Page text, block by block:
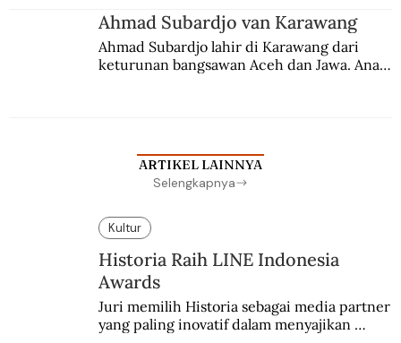
Ahmad Subardjo van Karawang
Ahmad Subardjo lahir di Karawang dari
keturunan bangsawan Aceh dan Jawa. Anak
ARTIKEL LAINNYA
Selengkapnya
Kultur
Historia Raih LINE Indonesia
Awards
Juri memilih Historia sebagai media partner
yang paling inovatif dalam menyajikan